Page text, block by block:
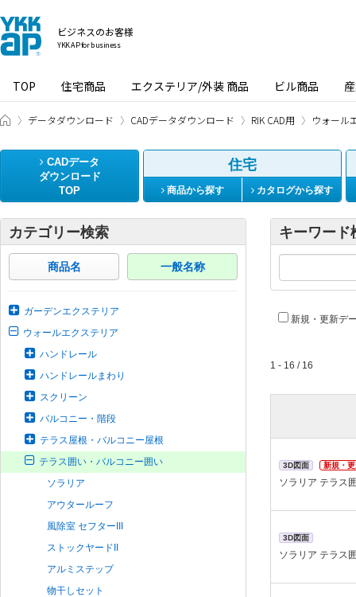
ビジネスのお客様
YKK AP for business
TOP 住宅商品 エクステリア/外装 商品 ビル商品
ビジネスのお客様 HOME
データダウンロード CADデータダウンロード RIK CAD用 ウォール
CADデータ
ダウンロード
TOP
住宅
商品から探す カタログから探す
カテゴリー検索
商品名 一般名称
ガーデンエクステリア
ウォールエクステリア
ハンドレール
ハンドレールまわり
スクリーン
バルコニー・階段
テラス屋根・バルコニー屋根
テラス囲い・バルコニー囲い
ソラリア
アウタールーフ
風除室 セフターIII
ストックヤードII
アルミステップ
物干しセット
キーワード
新規・更新デ
1 - 16 / 16
3D図面 新規・
ソラリア テラス
3D図面
ソラリア テラス